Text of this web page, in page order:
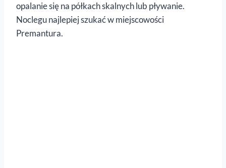
opalanie się na półkach skalnych lub pływanie.
Noclegu najlepiej szukać w miejscowości
Premantura.